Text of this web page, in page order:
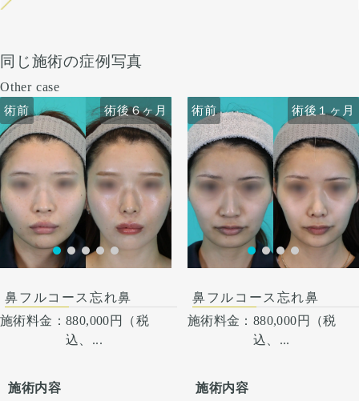
同じ施術の症例写真
Other case
術前 術後６ヶ月 術前 術後６ヶ月
鼻フルコース忘れ鼻
施術料金： 880,000円（税
込、...
施術内容
術前
術後１ヶ月
術前 術後１ヶ月
鼻フルコース忘れ鼻
施術料金： 880,000円（税
込、...
施術内容